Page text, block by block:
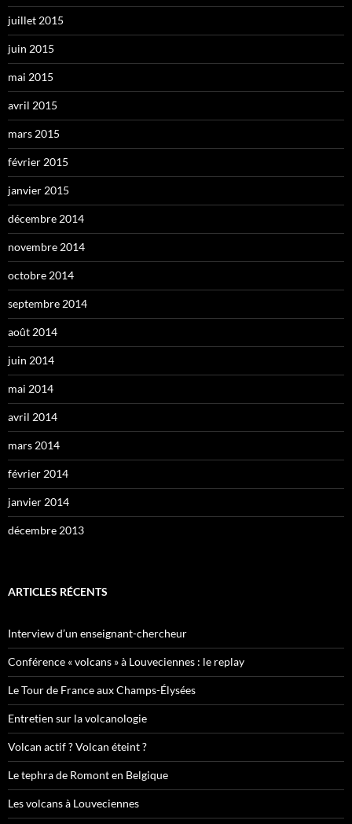
juillet 2015
juin 2015
mai 2015
avril 2015
mars 2015
février 2015
janvier 2015
décembre 2014
novembre 2014
octobre 2014
septembre 2014
août 2014
juin 2014
mai 2014
avril 2014
mars 2014
février 2014
janvier 2014
décembre 2013
ARTICLES RÉCENTS
Interview d’un enseignant-chercheur
Conférence « volcans » à Louveciennes : le replay
Le Tour de France aux Champs-Élysées
Entretien sur la volcanologie
Volcan actif ? Volcan éteint ?
Le tephra de Romont en Belgique
Les volcans à Louveciennes